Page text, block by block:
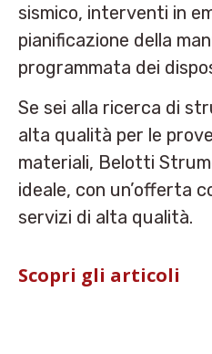
sismico, interventi in
pianificazione della
programmata dei
Se sei alla ricerca di
alta qualità per le
materiali, Belotti
ideale, con un’offerta
servizi di alta qualità.
Scopri gli articoli